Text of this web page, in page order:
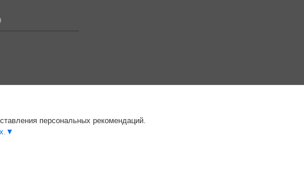
персональных рекомендаций.